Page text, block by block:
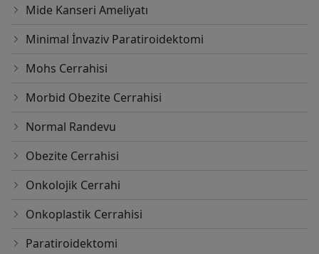
Mide Kanseri Ameliyatı
Minimal İnvaziv Paratiroidektomi
Mohs Cerrahisi
Morbid Obezite Cerrahisi
Normal Randevu
Obezite Cerrahisi
Onkolojik Cerrahi
Onkoplastik Cerrahisi
Paratiroidektomi